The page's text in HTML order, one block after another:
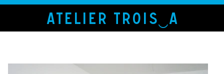
ATELIER TROIS‿A